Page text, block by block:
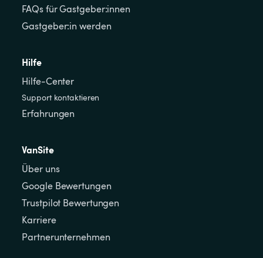
FAQs für Gastgeber:innen
Gastgeber:in werden
Hilfe
Hilfe-Center
Support kontaktieren
Erfahrungen
VanSite
Über uns
Google Bewertungen
Trustpilot Bewertungen
Karriere
Partnerunternehmen